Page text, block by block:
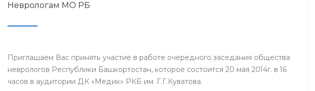
Неврологам МО РБ
Приглашаем Вас принять участие в работе очередного заседания общества
неврологов Республики Башкортостан, которое состоится 20 мая 2014г. в 16
часов в аудитории ДК «Медик» РКБ им. Г.Г.Куватова.